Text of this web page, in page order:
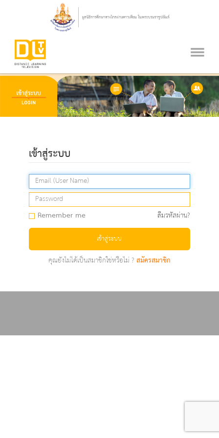
เข้าสู่ระบบ
Remember me ลืมรหัสผ่าน?
เข้าสู่ระบบ
คุณยังไม่ได้เป็นสมาชิกใช่หรือไม่ ?สมัครสมาชิก